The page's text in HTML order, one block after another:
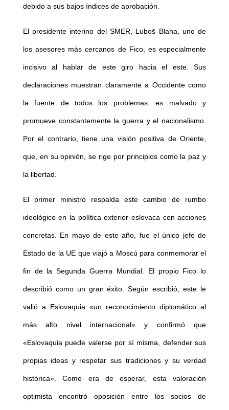
debido a sus bajos índices de aprobación.
El presidente interino del SMER, Luboš Blaha, uno de
los asesores más cercanos de Fico, es especialmente
incisivo al hablar de este giro hacia el este. Sus
declaraciones muestran claramente a Occidente como
la fuente de todos los problemas: es malvado y
promueve constantemente la guerra y el nacionalismo.
Por el contrario, tiene una visión positiva de Oriente,
que, en su opinión, se rige por principios como la paz y
la libertad.
El primer ministro respalda este cambio de rumbo
ideológico en la política exterior eslovaca con acciones
concretas. En mayo de este año, fue el único jefe de
Estado de la UE que viajó a Moscú para conmemorar el
fin de la Segunda Guerra Mundial. El propio Fico lo
describió como un gran éxito. Según escribió, este le
valió a Eslovaquia «un reconocimiento diplomático al
más alto nivel internacional» y confirmó que
«Eslovaquia puede valerse por sí misma, defender sus
propias ideas y respetar sus tradiciones y su verdad
histórica». Como era de esperar, esta valoración
optimista encontró oposición entre los socios de